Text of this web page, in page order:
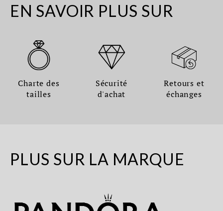
EN SAVOIR PLUS SUR
Charte des
tailles
Sécurité
d'achat
Retours et
échanges
PLUS SUR LA MARQUE